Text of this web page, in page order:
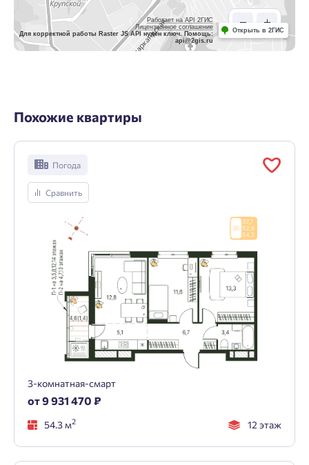
Работает на API 2ГИС
Лицензионное соглашение
Для корректной работы Raster JS API нужен ключ. Помощь:
api@2gis.ru
Открыть в 2ГИС
Похожие квартиры
Погода
Сравнить
3-комнатная-смарт
от 9 931 470 ₽
54.3 м2 12 этаж